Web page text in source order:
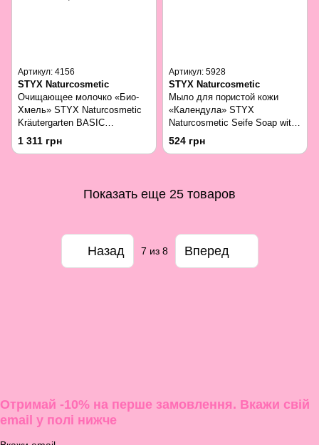
Артикул: 4156
STYX Naturcosmetic
Очищающее молочко «Био-
Хмель» STYX Naturcosmetic
Kräutergarten BASIC
Reinigungsmilch mit Bio-Hopfen
1 311 грн
Артикул: 5928
STYX Naturcosmetic
Мыло для пористой кожи
«Календула» STYX
Naturcosmetic Seife Soap with
Organic Marigold 100 г
524 грн
Показать еще 25 товаров
Назад 7 из 8 Вперед
Отримай -10% на перше замовлення. Вкажи свій
email у полі нижче